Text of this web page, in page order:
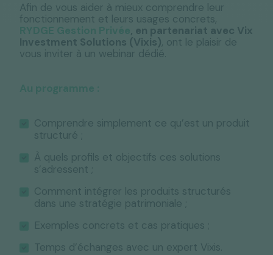
Afin de vous aider à mieux comprendre leur
fonctionnement et leurs usages concrets,
RYDGE Gestion Privée, en partenariat avec Vix
Investment Solutions (Vixis), ont le plaisir de
vous inviter à un webinar dédié.
Au programme :
Comprendre simplement ce qu’est un produit
structuré ;
À quels profils et objectifs ces solutions
s’adressent ;
Comment intégrer les produits structurés
dans une stratégie patrimoniale ;
Exemples concrets et cas pratiques ;
Temps d’échanges avec un expert Vixis.